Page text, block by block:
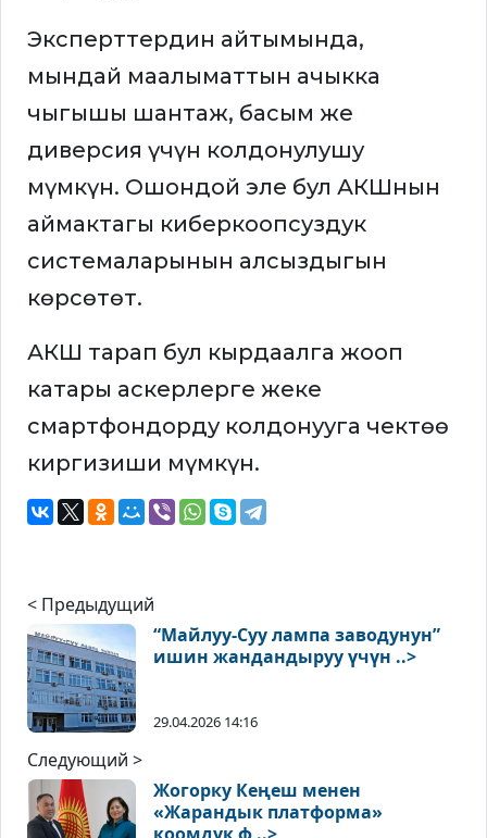
Эксперттердин айтымында,
мындай маалыматтын ачыкка
чыгышы шантаж, басым же
диверсия үчүн колдонулушу
мүмкүн. Ошондой эле бул АКШнын
аймактагы киберкоопсуздук
системаларынын алсыздыгын
көрсөтөт.
АКШ тарап бул кырдаалга жооп
катары аскерлерге жеке
смартфондорду колдонууга чектөө
киргизиши мүмкүн.
< Предыдущий
“Майлуу-Суу лампа заводунун”
ишин жандандыруу үчүн ..>
29.04.2026 14:16
Следующий >
Жогорку Кеңеш менен
«Жарандык платформа»